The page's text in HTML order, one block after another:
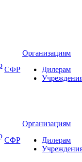
СФР
Организациям
Дилерам
СФР
Организациям
Дилерам